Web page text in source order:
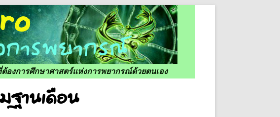
งการศึกษาศาสตร์แห่งการพยากรณ์ด้วยตนเอง
านเดือน